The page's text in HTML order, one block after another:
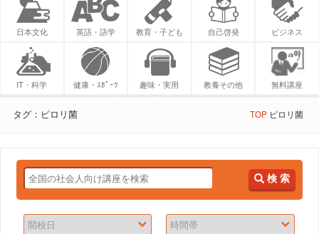
日本文化 英語・語学 教育・子ども 自己啓発 ビジネス
IT・科学 健康・ｽﾎﾟｰﾂ 趣味・実用 教養その他 無料講座
タグ：ピロリ菌 TOPピロリ菌
検 索